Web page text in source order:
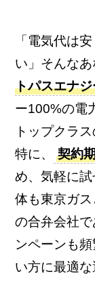
「電気代は
い」そんな
トパスエナ
ー100%の電
トップクラ
特に、
契約
め、気軽に
体も東京ガ
の合弁会社
ンペーンも
い方に最適な